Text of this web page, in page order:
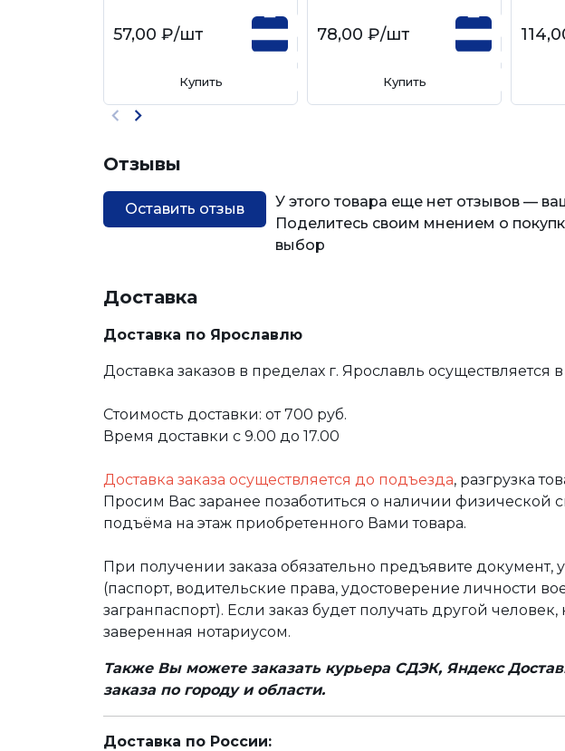
57,00 ₽/шт
Купить
78,00 ₽/шт
Купить
Отзывы
Оставить отзыв
У этого товара еще нет отзывов —
Поделитесь своим мнением о
выбор
Доставка
Доставка по Ярославлю
Доставка заказов в пределах г. Ярославль осуществляется
Стоимость доставки: от 700 руб.
Время доставки с 9.00 до 17.00
Доставка заказа осуществляется до подъезда, разгрузка
Просим Вас заранее позаботиться о наличии физической
подъёма на этаж приобретенного Вами товара.
При получении заказа обязательно предъявите
(паспорт, водительские права, удостоверение личности
загранпаспорт). Если заказ будет получать другой
заверенная нотариусом.
Также Вы можете заказать курьера СДЭК, Яндекс
заказа по городу и области.
Доставка по России: